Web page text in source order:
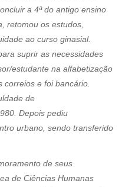
a 4ª do antigo ensino
retomou os estudos,
ao curso ginasial.
suprir as necessidades
estudante na alfabetização
e foi bancário.
de
Depois pediu
urbano, sendo transferido
de seus
de Ciências Humanas